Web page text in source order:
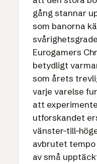
gång stannar
som banorna
Eurogamers
betydligt
som årets
varje varelse
att
utforskandet
vänster-till-
avbrutet tempo
av små